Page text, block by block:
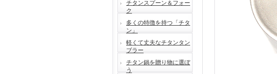
チタンスプーン＆フォー
ク
多くの特徴を持つ「チタ
ン」
軽くて丈夫なチタンタン
ブラー
チタン鍋を贈り物に選ぼ
う